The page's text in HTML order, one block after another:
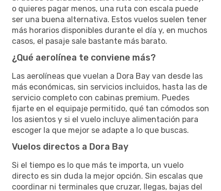
o quieres pagar menos, una ruta con escala puede
ser una buena alternativa. Estos vuelos suelen tener
más horarios disponibles durante el día y, en muchos
casos, el pasaje sale bastante más barato.
¿Qué aerolínea te conviene más?
Las aerolíneas que vuelan a Dora Bay van desde las
más económicas, sin servicios incluidos, hasta las de
servicio completo con cabinas premium. Puedes
fijarte en el equipaje permitido, qué tan cómodos son
los asientos y si el vuelo incluye alimentación para
escoger la que mejor se adapte a lo que buscas.
Vuelos directos a Dora Bay
Si el tiempo es lo que más te importa, un vuelo
directo es sin duda la mejor opción. Sin escalas que
coordinar ni terminales que cruzar, llegas, bajas del